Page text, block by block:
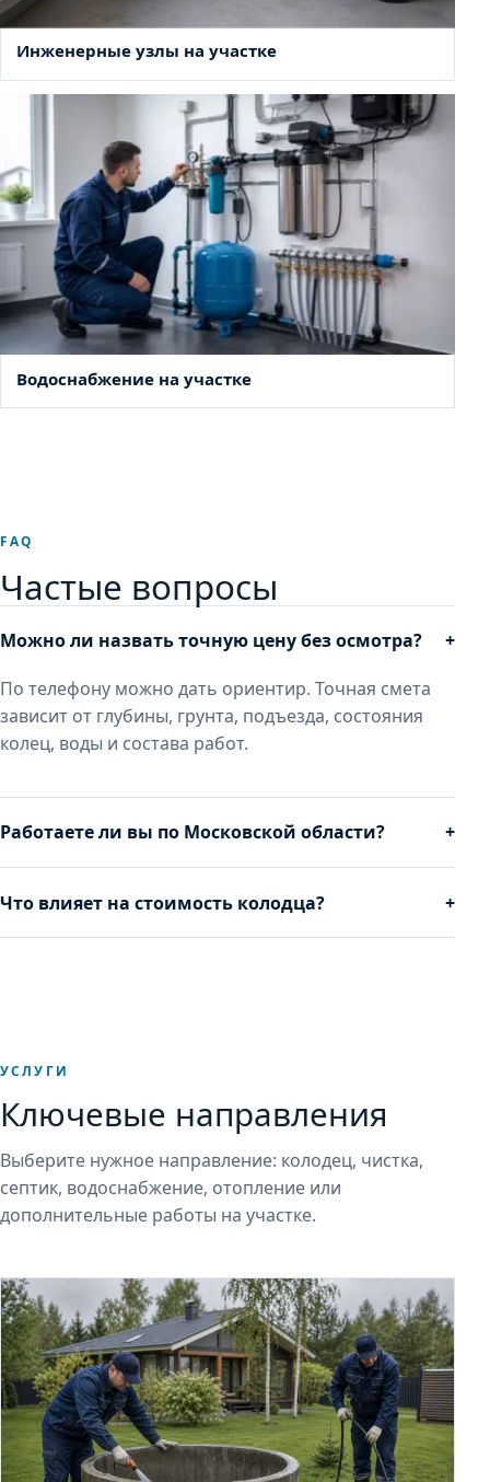
Инженерные узлы на участке
Водоснабжение на участке
FAQ
Частые вопросы
Можно ли назвать точную цену без осмотра?
+
По телефону можно дать ориентир. Точная смета
зависит от глубины, грунта, подъезда, состояния
колец, воды и состава работ.
Работаете ли вы по Московской области? +
Что влияет на стоимость колодца? +
УСЛУГИ
Ключевые направления
Выберите нужное направление: колодец, чистка,
септик, водоснабжение, отопление или
дополнительные работы на участке.